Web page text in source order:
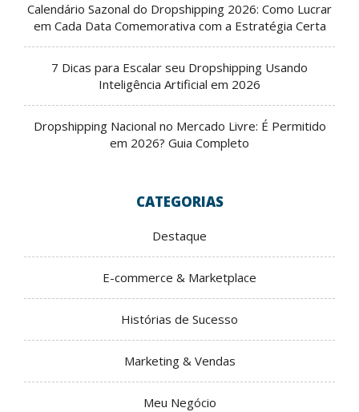
Calendário Sazonal do Dropshipping 2026: Como Lucrar
em Cada Data Comemorativa com a Estratégia Certa
7 Dicas para Escalar seu Dropshipping Usando
Inteligência Artificial em 2026
Dropshipping Nacional no Mercado Livre: É Permitido
em 2026? Guia Completo
CATEGORIAS
Destaque
E-commerce & Marketplace
Histórias de Sucesso
Marketing & Vendas
Meu Negócio